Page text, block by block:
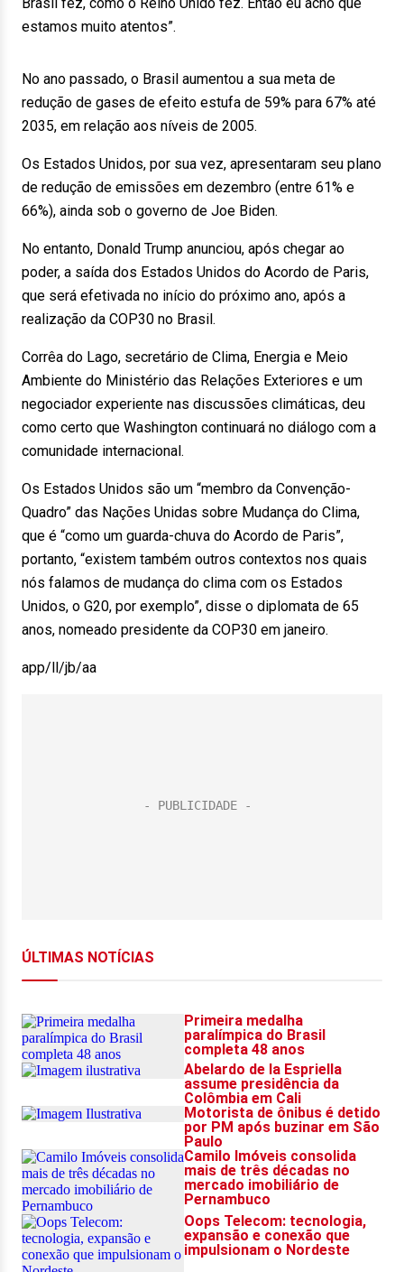
estamos muito atentos”.
No ano passado, o Brasil aumentou a sua meta de
redução de gases de efeito estufa de 59% para 67% até
2035, em relação aos níveis de 2005.
Os Estados Unidos, por sua vez, apresentaram seu plano
de redução de emissões em dezembro (entre 61% e
66%), ainda sob o governo de Joe Biden.
No entanto, Donald Trump anunciou, após chegar ao
poder, a saída dos Estados Unidos do Acordo de Paris,
que será efetivada no início do próximo ano, após a
realização da COP30 no Brasil.
Corrêa do Lago, secretário de Clima, Energia e Meio
Ambiente do Ministério das Relações Exteriores e um
negociador experiente nas discussões climáticas, deu
como certo que Washington continuará no diálogo com a
comunidade internacional.
Os Estados Unidos são um “membro da Convenção-
Quadro” das Nações Unidas sobre Mudança do Clima,
que é “como um guarda-chuva do Acordo de Paris”,
portanto, “existem também outros contextos nos quais
nós falamos de mudança do clima com os Estados
Unidos, o G20, por exemplo”, disse o diplomata de 65
anos, nomeado presidente da COP30 em janeiro.
app/ll/jb/aa